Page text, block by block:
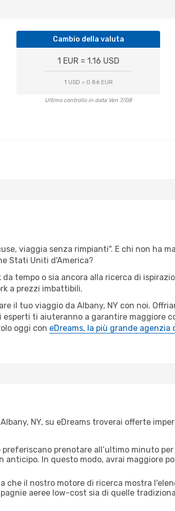
Cambio della valuta
1 EUR = 1.16 USD
1 USD = 0.86 EUR
Ultimo controllo in data Ven 7/08
viaggia senza rimpianti". E chi non ha
Stati Uniti d'America?
tempo o sia ancora alla ricerca di
a prezzi imbattibili.
il tuo viaggio da Albany, NY con noi.
ti aiuteranno a garantire maggiore
oggi con eDreams, la più grande agenzia
NY, su eDreams troverai offerte
prenotare all’ultimo minuto
In questo modo, avrai maggiore
il nostro motore di ricerca mostra
aeree low-cost sia di quelle